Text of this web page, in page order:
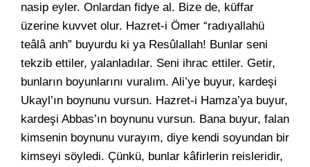
nasip eyler. Onlardan fidye al. Bize de, küffar
üzerine kuvvet olur. Hazret-i Ömer “radıyallahü
teâlâ anh” buyurdu ki ya Resûlallah! Bunlar seni
tekzib ettiler, yalanladılar. Seni ihrac ettiler. Getir,
bunların boyunlarını vuralım. Ali’ye buyur, kardeşi
Ukayl’ın boynunu vursun. Hazret-i Hamza’ya buyur,
kardeşi Abbas’ın boynunu vursun. Bana buyur, falan
kimsenin boynunu vurayım, diye kendi soyundan bir
kimseyi söyledi. Çünkü, bunlar kâfirlerin reisleridir,